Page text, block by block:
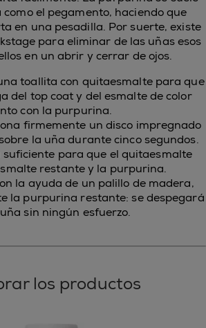
el pegamento, haciendo que
en una pesadilla. Por suerte, existe
para eliminar de las uñas esos
en un abrir y cerrar de ojos.
toallita con quitaesmalte para que
del top coat y del esmalte de color
con la purpurina.
firmemente un disco impregnado
la uña durante cinco segundos.
suficiente para que el quitaesmalte
restante y la purpurina.
la ayuda de un palillo de madera,
la purpurina restante: se despegará
sin ningún esfuerzo.
los productos